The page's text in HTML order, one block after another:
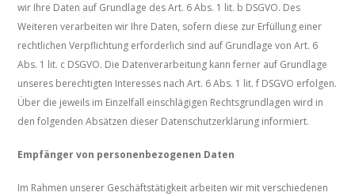
wir Ihre Daten auf Grundlage des Art. 6 Abs. 1 lit. b DSGVO. Des
Weiteren verarbeiten wir Ihre Daten, sofern diese zur Erfüllung einer
rechtlichen Verpflichtung erforderlich sind auf Grundlage von Art. 6
Abs. 1 lit. c DSGVO. Die Datenverarbeitung kann ferner auf Grundlage
unseres berechtigten Interesses nach Art. 6 Abs. 1 lit. f DSGVO erfolgen.
Über die jeweils im Einzelfall einschlägigen Rechtsgrundlagen wird in
den folgenden Absätzen dieser Datenschutzerklärung informiert.
Empfänger von personenbezogenen Daten
Im Rahmen unserer Geschäftstätigkeit arbeiten wir mit verschiedenen